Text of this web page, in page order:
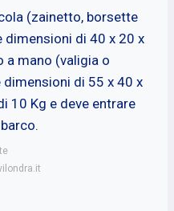
(zainetto, borsette
dimensioni di 40 x 20 x
a mano (valigia o
di 55 x 40 x
10 Kg e deve entrare